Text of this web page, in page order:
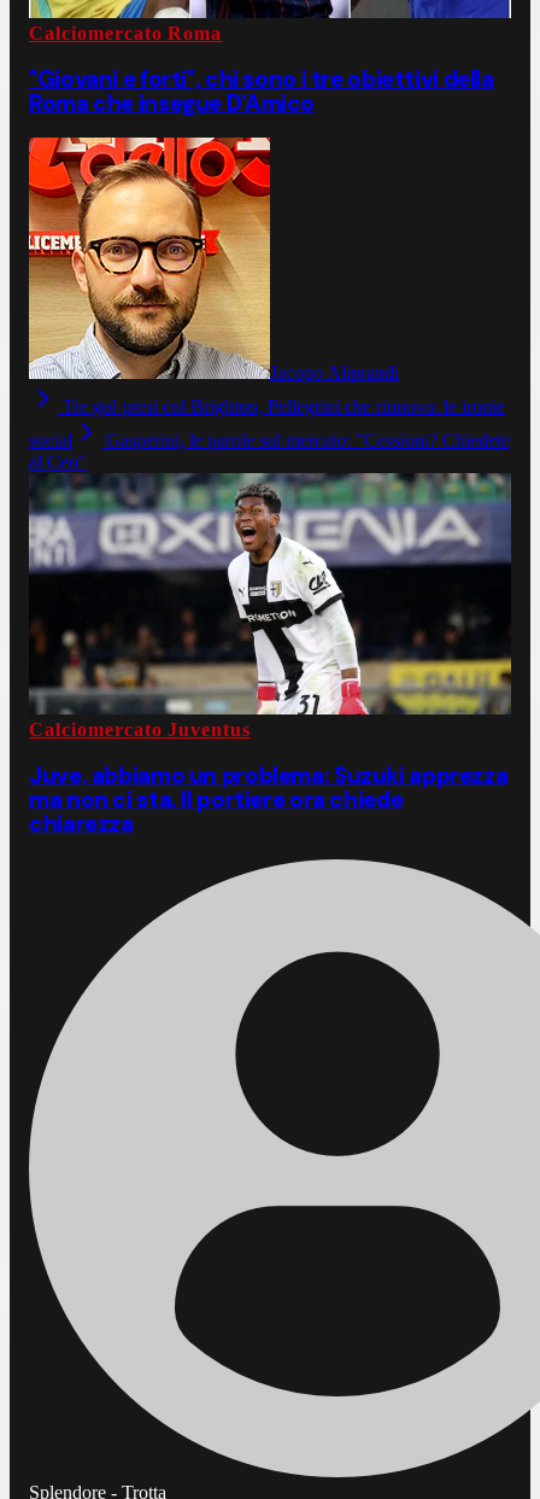
Calciomercato Roma
"Giovani e forti", chi sono i tre obiettivi della
Roma che insegue D'Amico
Jacopo Aliprandi
Tre gol presi col Brighton, Pellegrini che rinnova: le ironie
social
Gasperini, le parole sul mercato: "Cessioni? Chiedete
al Ceo"
Calciomercato Juventus
Juve, abbiamo un problema: Suzuki apprezza
ma non ci sta. Il portiere ora chiede
chiarezza
Splendore - Trotta